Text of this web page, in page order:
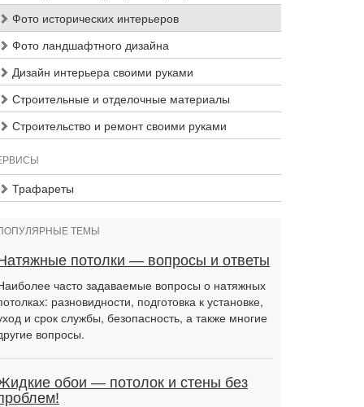
Фото исторических интерьеров
Фото ландшафтного дизайна
Дизайн интерьера своими руками
Строительные и отделочные материалы
Строительство и ремонт своими руками
Трафареты
ТЕМЫ
потолки — вопросы и ответы
часто задаваемые вопросы о натяжных
разновидности, подготовка к установке,
и срок службы, безопасность, а также многие
вопросы.
обои — потолок и стены без